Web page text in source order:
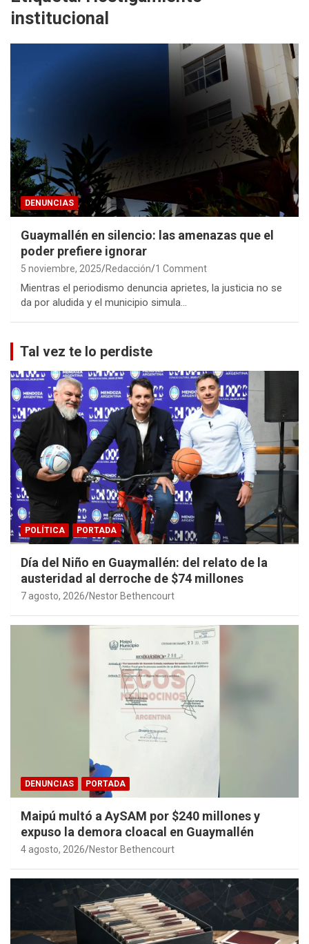
institucional
DENUNCIAS
Guaymallén en silencio: las amenazas que el
poder prefiere ignorar
5 noviembre, 2025 Redacción 1 Comment
Mientras el periodismo denuncia aprietes, la justicia no se
da por aludida y el municipio simula…
Tal vez te lo perdiste
POLÍTICA PORTADA
Día del Niño en Guaymallén: del relato de la
austeridad al derroche de $74 millones
7 agosto, 2026 Nestor Bethencourt
DENUNCIAS PORTADA
Maipú multó a AySAM por $240 millones y
expuso la demora cloacal en Guaymallén
4 agosto, 2026 Nestor Bethencourt